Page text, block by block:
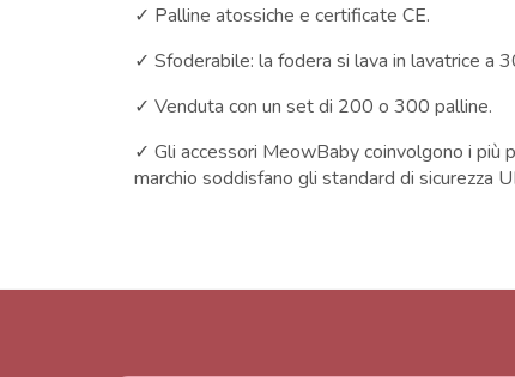
✓ Palline atossiche e certificate CE.
✓ Sfoderabile: la fodera si lava in lavatrice a
✓ Venduta con un set di 200 o 300 palline.
✓ Gli accessori MeowBaby coinvolgono i
marchio soddisfano gli standard di sicurezza